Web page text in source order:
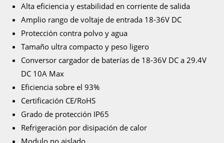
Alta eficiencia y estabilidad en corriente de salida
Amplio rango de voltaje de entrada 18-36V DC
Protección contra polvo y agua
Tamaño ultra compacto y peso ligero
Conversor cargador de baterías de 18-36V DC a 29.4V
DC 10A Max
Eficiencia sobre el 93%
Certificación CE/RoHS
Grado de protección IP65
Refrigeración por disipación de calor
Modulo no aislado